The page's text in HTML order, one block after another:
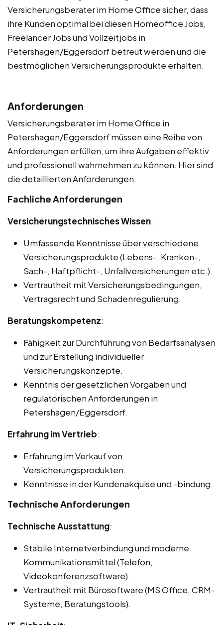
Versicherungsberater im Home Office sicher, dass
ihre Kunden optimal bei diesen Homeoffice Jobs,
Freelancer Jobs und Vollzeitjobs in
Petershagen/Eggersdorf betreut werden und die
bestmöglichen Versicherungsprodukte erhalten.
Anforderungen
Versicherungsberater im Home Office in
Petershagen/Eggersdorf müssen eine Reihe von
Anforderungen erfüllen, um ihre Aufgaben effektiv
und professionell wahrnehmen zu können. Hier sind
die detaillierten Anforderungen:
Fachliche Anforderungen
Versicherungstechnisches Wissen:
Umfassende Kenntnisse über verschiedene
Versicherungsprodukte (Lebens-, Kranken-,
Sach-, Haftpflicht-, Unfallversicherungen etc.).
Vertrautheit mit Versicherungsbedingungen,
Vertragsrecht und Schadenregulierung.
Beratungskompetenz:
Fähigkeit zur Durchführung von Bedarfsanalysen
und zur Erstellung individueller
Versicherungskonzepte.
Kenntnis der gesetzlichen Vorgaben und
regulatorischen Anforderungen in
Petershagen/Eggersdorf.
Erfahrung im Vertrieb:
Erfahrung im Verkauf von
Versicherungsprodukten.
Kenntnisse in der Kundenakquise und -bindung.
Technische Anforderungen
Technische Ausstattung:
Stabile Internetverbindung und moderne
Kommunikationsmittel (Telefon,
Videokonferenzsoftware).
Vertrautheit mit Bürosoftware (MS Office, CRM-
Systeme, Beratungstools).